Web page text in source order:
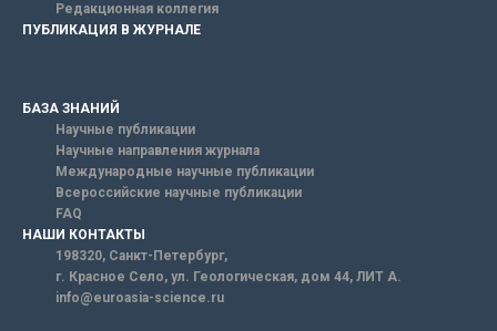
Редакционная коллегия
ПУБЛИКАЦИЯ В ЖУРНАЛЕ
БАЗА ЗНАНИЙ
Научные публикации
Научные направления журнала
Международные научные публикации
Всероссийские научные публикации
FAQ
НАШИ КОНТАКТЫ
198320, Санкт-Петербург,
г. Красное Село, ул. Геологическая, дом 44, ЛИТ А.
info@euroasia-science.ru